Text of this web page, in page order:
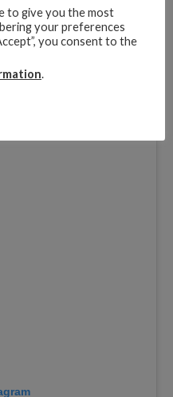
to give you the most
your preferences
you consent to the
.